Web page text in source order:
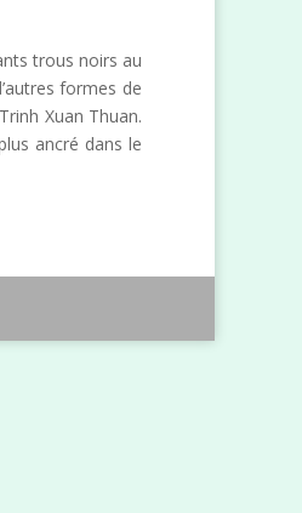
trous noirs au
formes de
Xuan Thuan.
ancré dans le